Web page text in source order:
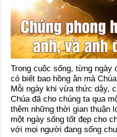
Trong cuộc sống, từng ngày
có biết bao hồng ân mà
Mỗi ngày khi vừa thức dậy,
Chúa đã cho chúng ta qua
thêm những thời gian thuận
một ngày sống tốt đẹp cho
với mọi người đang sống